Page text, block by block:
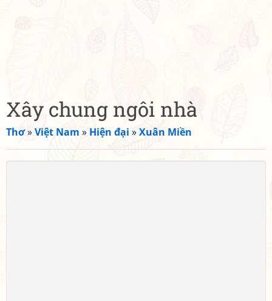
Xây chung ngôi nhà
Thơ»Việt Nam » Hiện đại »Xuân Miền